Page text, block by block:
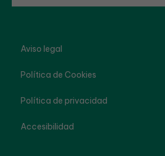
Aviso legal
Política de Cookies
Política de privacidad
Accesibilidad